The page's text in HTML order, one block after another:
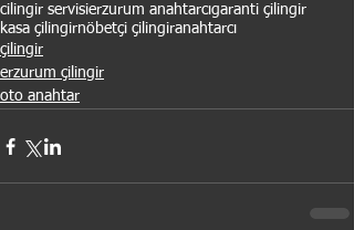
cilingir servisierzurum anahtarcıgaranti çilingir
kasa çilingirnöbetçi çilingiranahtarcı
çilingir
erzurum çilingir
oto anahtar